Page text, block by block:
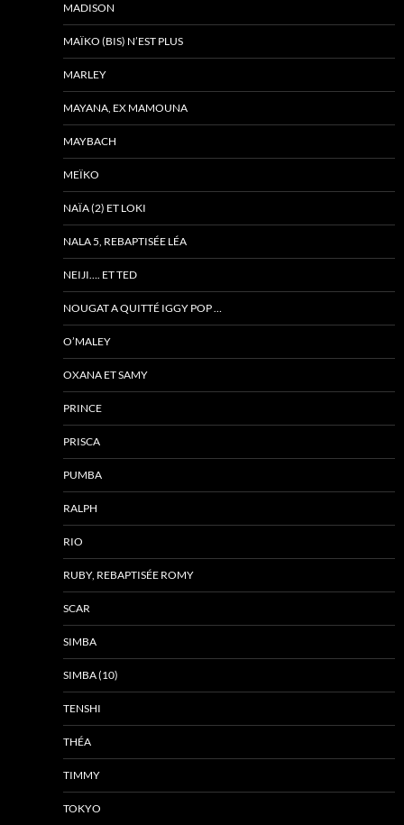
MADISON
MAÏKO (BIS) N’EST PLUS
MARLEY
MAYANA, EX MAMOUNA
MAYBACH
MEÏKO
NAÏA (2) ET LOKI
NALA 5, REBAPTISÉE LÉA
NEIJI…. ET TED
NOUGAT A QUITTÉ IGGY POP …
O’MALEY
OXANA ET SAMY
PRINCE
PRISCA
PUMBA
RALPH
RIO
RUBY, REBAPTISÉE ROMY
SCAR
SIMBA
SIMBA (10)
TENSHI
THÉA
TIMMY
TOKYO